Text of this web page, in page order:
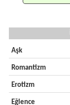
Aşk
Romantizm
Erotizm
Eğlence